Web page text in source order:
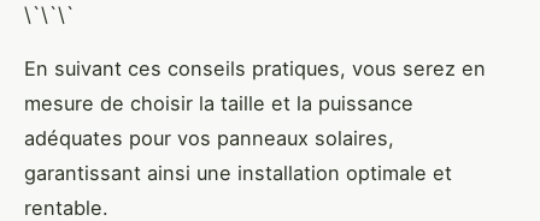
\`\`\`
En suivant ces conseils pratiques, vous serez en
mesure de choisir la taille et la puissance
adéquates pour vos panneaux solaires,
garantissant ainsi une installation optimale et
rentable.